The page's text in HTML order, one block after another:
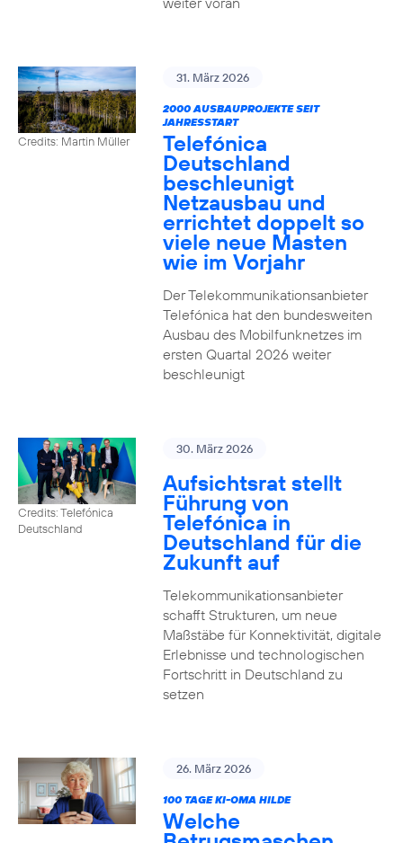
Credits: Martin Müller
31. März 2026
2000 AUSBAUPROJEKTE SEIT
JAHRESSTART
Telefónica
Deutschland
beschleunigt
Netzausbau und
errichtet doppelt so
viele neue Masten
wie im Vorjahr
Der Telekommunikationsanbieter
Telefónica hat den bundesweiten
Ausbau des Mobilfunknetzes im
ersten Quartal 2026 weiter
beschleunigt
Credits: Telefónica
Deutschland
30. März 2026
Aufsichtsrat stellt
Führung von
Telefónica in
Deutschland für die
Zukunft auf
Telekommunikationsanbieter
schafft Strukturen, um neue
Maßstäbe für Konnektivität, digitale
Erlebnisse und technologischen
Fortschritt in Deutschland zu
setzen
26. März 2026
100 TAGE KI-OMA HILDE
Welche